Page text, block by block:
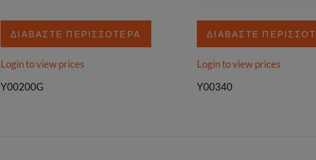
ΔΙΑΒΆΣΤΕ ΠΕΡΙΣΣΌΤΕΡΑ
Login to view prices
Y00200G
ΔΙΑΒΆΣΤΕ
Login to view prices
Y00340